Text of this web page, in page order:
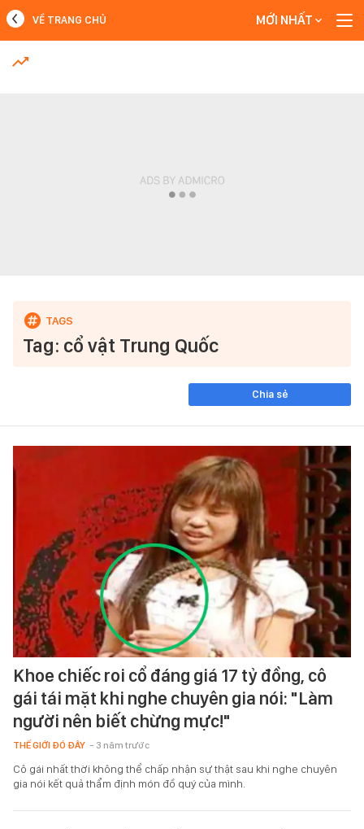
MỚI NHẤT
VỀ TRANG CHỦ MỚI NHẤT
Tag: cổ vật Trung Quốc
Chia sẻ
Khoe chiếc roi cổ đáng giá 17 tỷ đồng, cô
gái tái mặt khi nghe chuyên gia nói: "Làm
người nên biết chừng mực!"
THẾ GIỚI ĐÓ ĐÂY - 3 năm trước
Cô gái nhất thời không thể chấp nhận sự thật sau khi nghe chuyên
gia nói kết quả thẩm định món đồ quý của mình.